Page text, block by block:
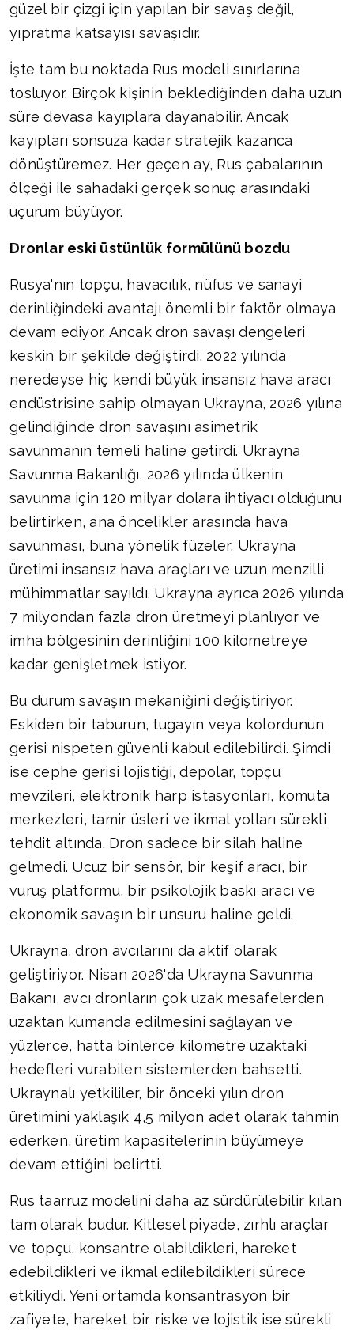
güzel bir çizgi için yapılan bir savaş değil,
yıpratma katsayısı savaşıdır.
İşte tam bu noktada Rus modeli sınırlarına
tosluyor. Birçok kişinin beklediğinden daha uzun
süre devasa kayıplara dayanabilir. Ancak
kayıpları sonsuza kadar stratejik kazanca
dönüştüremez. Her geçen ay, Rus çabalarının
ölçeği ile sahadaki gerçek sonuç arasındaki
uçurum büyüyor.
Dronlar eski üstünlük formülünü bozdu
Rusya'nın topçu, havacılık, nüfus ve sanayi
derinliğindeki avantajı önemli bir faktör olmaya
devam ediyor. Ancak dron savaşı dengeleri
keskin bir şekilde değiştirdi. 2022 yılında
neredeyse hiç kendi büyük insansız hava aracı
endüstrisine sahip olmayan Ukrayna, 2026 yılına
gelindiğinde dron savaşını asimetrik
savunmanın temeli haline getirdi. Ukrayna
Savunma Bakanlığı, 2026 yılında ülkenin
savunma için 120 milyar dolara ihtiyacı olduğunu
belirtirken, ana öncelikler arasında hava
savunması, buna yönelik füzeler, Ukrayna
üretimi insansız hava araçları ve uzun menzilli
mühimmatlar sayıldı. Ukrayna ayrıca 2026 yılında
7 milyondan fazla dron üretmeyi planlıyor ve
imha bölgesinin derinliğini 100 kilometreye
kadar genişletmek istiyor.
Bu durum savaşın mekaniğini değiştiriyor.
Eskiden bir taburun, tugayın veya kolordunun
gerisi nispeten güvenli kabul edilebilirdi. Şimdi
ise cephe gerisi lojistiği, depolar, topçu
mevzileri, elektronik harp istasyonları, komuta
merkezleri, tamir üsleri ve ikmal yolları sürekli
tehdit altında. Dron sadece bir silah haline
gelmedi. Ucuz bir sensör, bir keşif aracı, bir
vuruş platformu, bir psikolojik baskı aracı ve
ekonomik savaşın bir unsuru haline geldi.
Ukrayna, dron avcılarını da aktif olarak
geliştiriyor. Nisan 2026'da Ukrayna Savunma
Bakanı, avcı dronların çok uzak mesafelerden
uzaktan kumanda edilmesini sağlayan ve
yüzlerce, hatta binlerce kilometre uzaktaki
hedefleri vurabilen sistemlerden bahsetti.
Ukraynalı yetkililer, bir önceki yılın dron
üretimini yaklaşık 4,5 milyon adet olarak tahmin
ederken, üretim kapasitelerinin büyümeye
devam ettiğini belirtti.
Rus taarruz modelini daha az sürdürülebilir kılan
tam olarak budur. Kitlesel piyade, zırhlı araçlar
ve topçu, konsantre olabildikleri, hareket
edebildikleri ve ikmal edilebildikleri sürece
etkiliydi. Yeni ortamda konsantrasyon bir
zafiyete, hareket bir riske ve lojistik ise sürekli